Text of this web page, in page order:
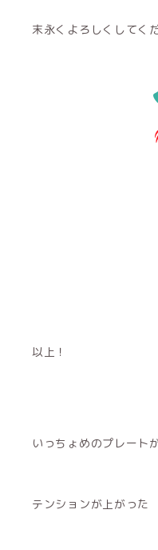
末永くよろしくしてく
以上！
いっちょめのプレート
テンションが上がった